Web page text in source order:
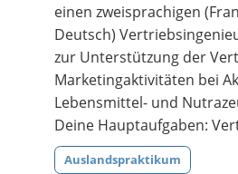
einen zweisprachigen
Deutsch)
zur Unterstützung der
Marketingaktivitäten bei
Lebensmittel- und
Deine Hauptaufgaben:
Auslandspraktikum